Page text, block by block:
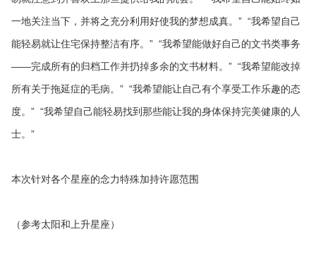
一地关注当下，并将之充分利用好使我的梦想成真。” “我希望自己
能轻易就让住宅保持整洁有序。” “我希望能做好自己的文书类事务
——完成所有的归档工作并扔掉多余的文书材料。” “我希望能改掉
所有关于拖延症的毛病。” “我希望能让自己有个享受工作乐趣的态
度。” “我希望自己能轻易找到那些能让我的身体保持完美健康的人
士。”
本次针对各个星座的念力特殊加持许愿范围
（参考太阳和上升星座）